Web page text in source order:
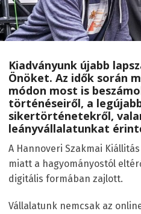
Kiadványunk újabb
Önöket. Az idők során
módon most is
történéseiről, a
sikertörténetekről,
leányvállalatunkat
A Hannoveri Szakmai
miatt a hagyományostól
digitális formában zajlott.
Vállalatunk nemcsak az